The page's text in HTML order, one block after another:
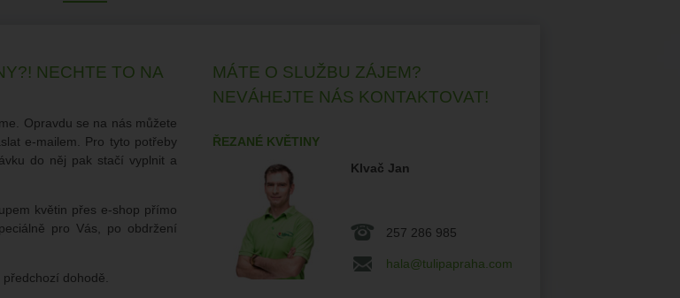
NECHTE TO NA
Opravdu se na nás můžete
e-mailem. Pro tyto potřeby
do něj pak stačí vyplnit a
květin přes e-shop přímo
pro Vás, po obdržení
dohodě.
MÁTE O SLUŽBU ZÁJEM?
NEVÁHEJTE NÁS KONTAKTOVAT!
ŘEZANÉ KVĚTINY
Klvač Jan
257 286 985
hala tulipapraha.com